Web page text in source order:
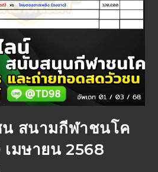
สนามกีฬาชนโค
มษายน 2568